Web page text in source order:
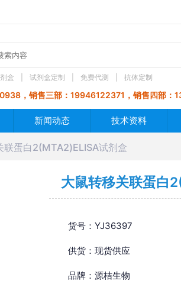
盒 试剂盒定制 免费代测 抗体定制
，销售三部：19946122371，销售四部
新闻动态 技术资料
联蛋白2(MTA2)ELISA试剂盒
大鼠转移关联蛋白
货号：YJ36397
供货：现货供应
品牌：源桔生物